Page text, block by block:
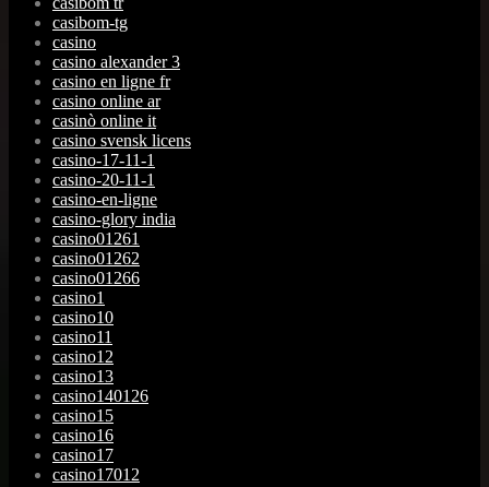
casibom-tg
casino
casino alexander 3
casino en ligne fr
casino online ar
casinò online it
casino svensk licens
casino-17-11-1
casino-20-11-1
casino-en-ligne
casino-glory india
casino01261
casino01262
casino01266
casino1
casino10
casino11
casino12
casino13
casino140126
casino15
casino16
casino17
casino17012